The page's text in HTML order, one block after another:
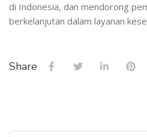
di Indonesia, dan mendorong
berkelanjutan dalam layanan
Share